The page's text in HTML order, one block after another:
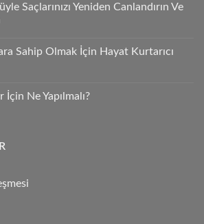
Saçlarınızı Yeniden Canlandırın Ve
Sahip Olmak İçin Hayat Kurtarıcı
İçin Ne Yapılmalı?